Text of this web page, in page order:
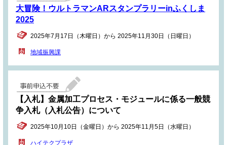
大冒険！ウルトラマンARスタンプラリーinふくしま
2025
2025年7月17日（木曜日）から 2025年11月30日（日曜日）
地域振興課
【入札】金属加工プロセス・モジュールに係る一般競
争入札（入札公告）について
2025年10月10日（金曜日）から 2025年11月5日（水曜日）
ハイテクプラザ